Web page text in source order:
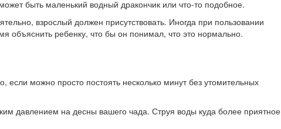
быть маленький водный дракончик или что-то подобное.
взрослый должен присутствовать. Иногда при пользовании
объяснить ребенку, что бы он понимал, что это нормально.
можно просто постоять несколько минут без утомительных
давлением на десны вашего чада. Струя воды куда более приятное